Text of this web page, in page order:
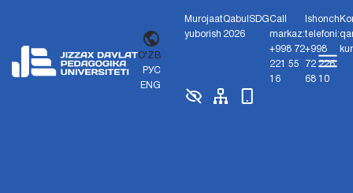
O'ZB
РУС
ENG
Murojaat
yuborish
Qabul
2026
SDGCall
markaz:
+998 72
221 55
16
Ishonch
telefoni:
+998
72 226
68 10